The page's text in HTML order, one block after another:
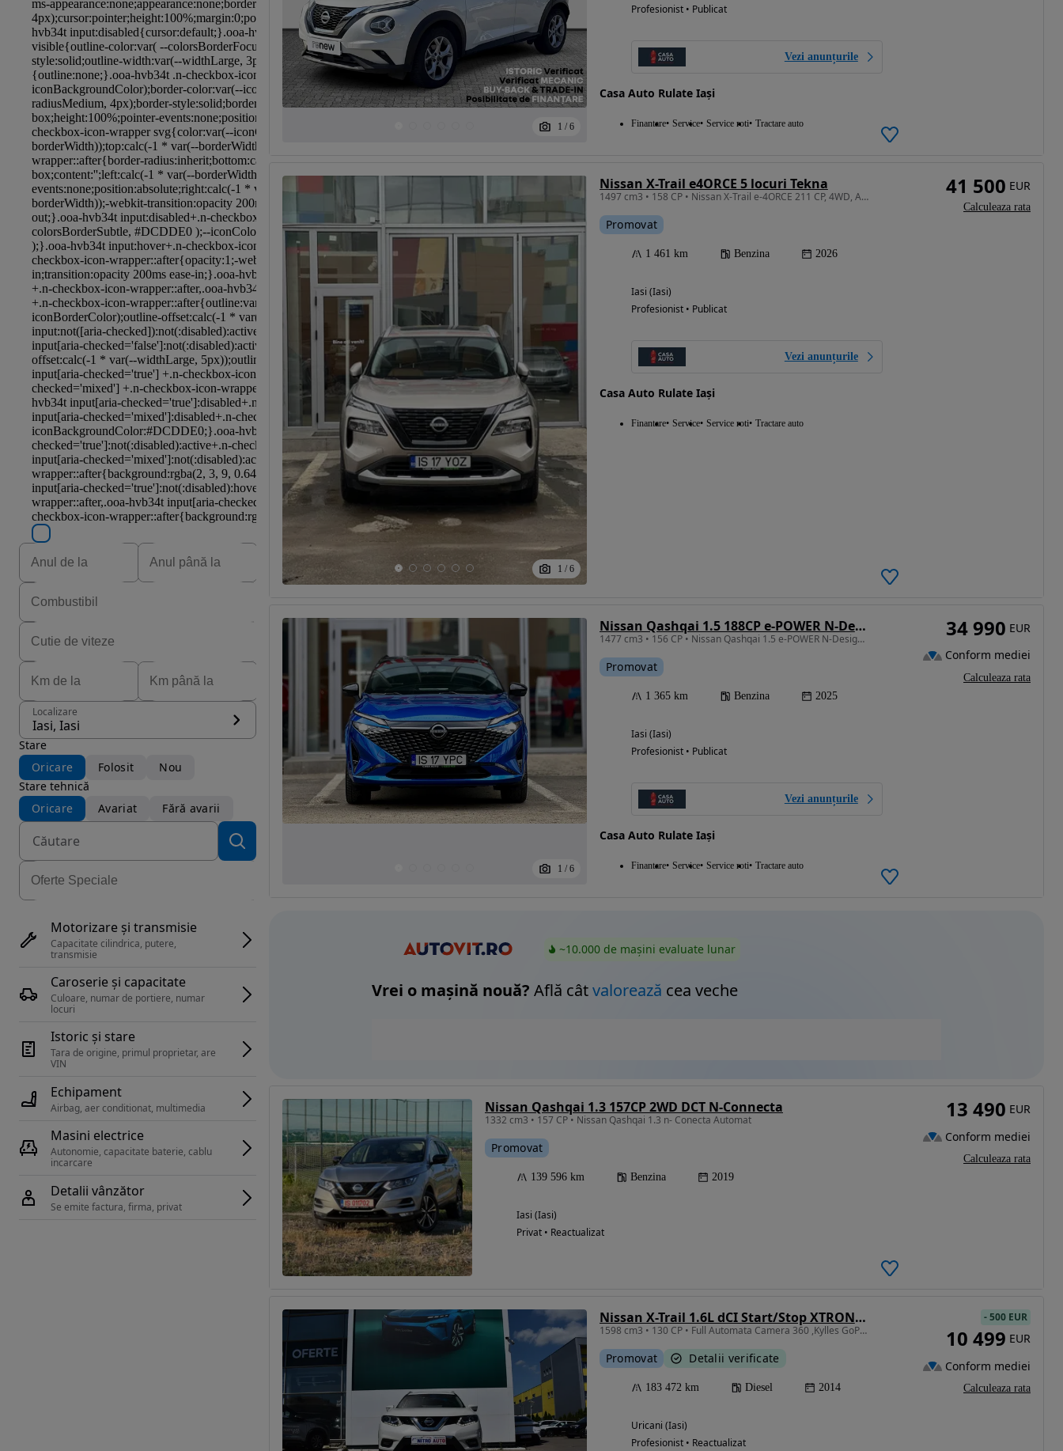
Eligibil pentru
finantare
Localizare
Iasi, Iasi
Stare
Oricare
Folosit
Nou
Stare tehnică
Oricare
Avariat Fără avarii
Motorizare și transmisie
Capacitate cilindrica, putere,
transmisie
Caroserie și capacitate
Culoare, numar de portiere, numar
locuri
Istoric și stare
Tara de origine, primul proprietar, are
Echipament
Airbag, aer conditionat, multimedia
Masini electrice
Autonomie, capacitate baterie, cablu
Detalii vânzător
Se emite factura, firma, privat
1 / 6
Profesionist • Publicat
Vezi anunțurile
Casa Auto Rulate Iași
Finantare Service Service roti Tractare auto
1 / 6
Nissan X-Trail e4ORCE 5 locuri Tekna
1497 cm3 • 158 CP • Nissan X-Trail e-4ORCE 211 CP, 4WD, Automată
Promovat
1 461 km Benzina 2026
Iasi (Iasi)
Profesionist • Publicat
Vezi anunțurile
Casa Auto Rulate Iași
Finantare Service Service roti Tractare auto
41 500 EUR
Calculeaza rata
1 / 6
Nissan Qashqai 1.5 188CP e-POWER N-Design
1477 cm3 • 156 CP • Nissan Qashqai 1.5 e-POWER N-Design 188 CP
Promovat
1 365 km Benzina 2025
Iasi (Iasi)
Profesionist • Publicat
Vezi anunțurile
Casa Auto Rulate Iași
Finantare Service Service roti Tractare auto
34 990 EUR
Conform mediei
Calculeaza rata
~10.000 de mașini evaluate lunar
Vrei o mașină nouă? Află câtvalorează cea veche
Nissan Qashqai 1.3 157CP 2WD DCT N-Connecta
1332 cm3 • 157 CP • Nissan Qashqai 1.3 n- Conecta Automat
Promovat
139 596 km Benzina 2019
Iasi (Iasi)
Privat • Reactualizat
13 490 EUR
Conform mediei
Calculeaza rata
Nissan X-Trail 1.6L dCI Start/Stop XTRONIC Tekna
1598 cm3 • 130 CP • Full Automata Camera 360 ,Kylles GoProbalitate Finantare, Garantiee!!!
Promovat Detalii verificate
183 472 km Diesel 2014
Uricani (Iasi)
Profesionist • Reactualizat
-500 EUR
10 499 EUR
Conform mediei
Calculeaza rata